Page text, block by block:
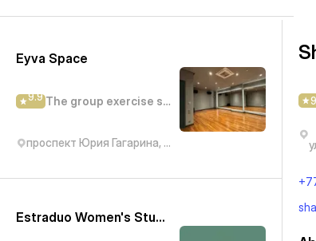
Eyva Space
9.9 The group exercise studio
проспект Юрия Гагарина, 277/7
Estraduo Women's Studio